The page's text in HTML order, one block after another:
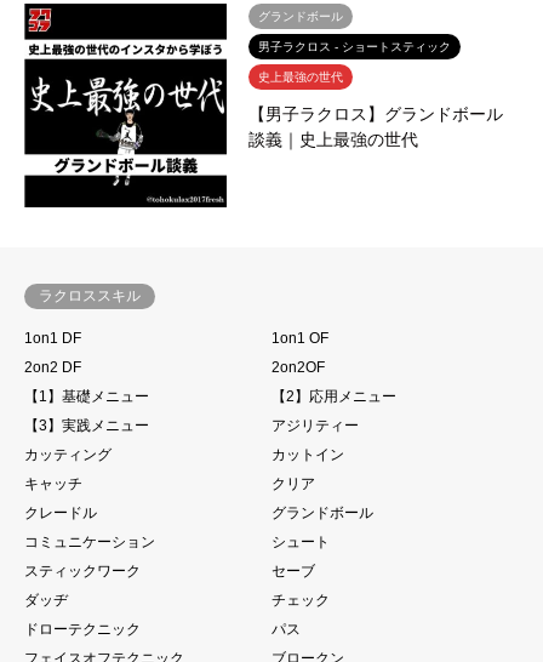
グランドボール
男子ラクロス - ショートスティック
史上最強の世代
【男子ラクロス】グランドボール
談義｜史上最強の世代
ラクロススキル
1on1 DF
1on1 OF
2on2 DF
2on2OF
【1】基礎メニュー
【2】応用メニュー
【3】実践メニュー
アジリティー
カッティング
カットイン
キャッチ
クリア
クレードル
グランドボール
コミュニケーション
シュート
スティックワーク
セーブ
ダッヂ
チェック
ドローテクニック
パス
フェイスオフテクニック
ブロークン